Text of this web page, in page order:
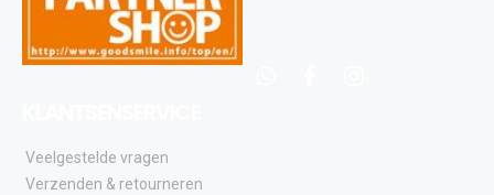
Veelgestelde vragen
Verzenden & retourneren